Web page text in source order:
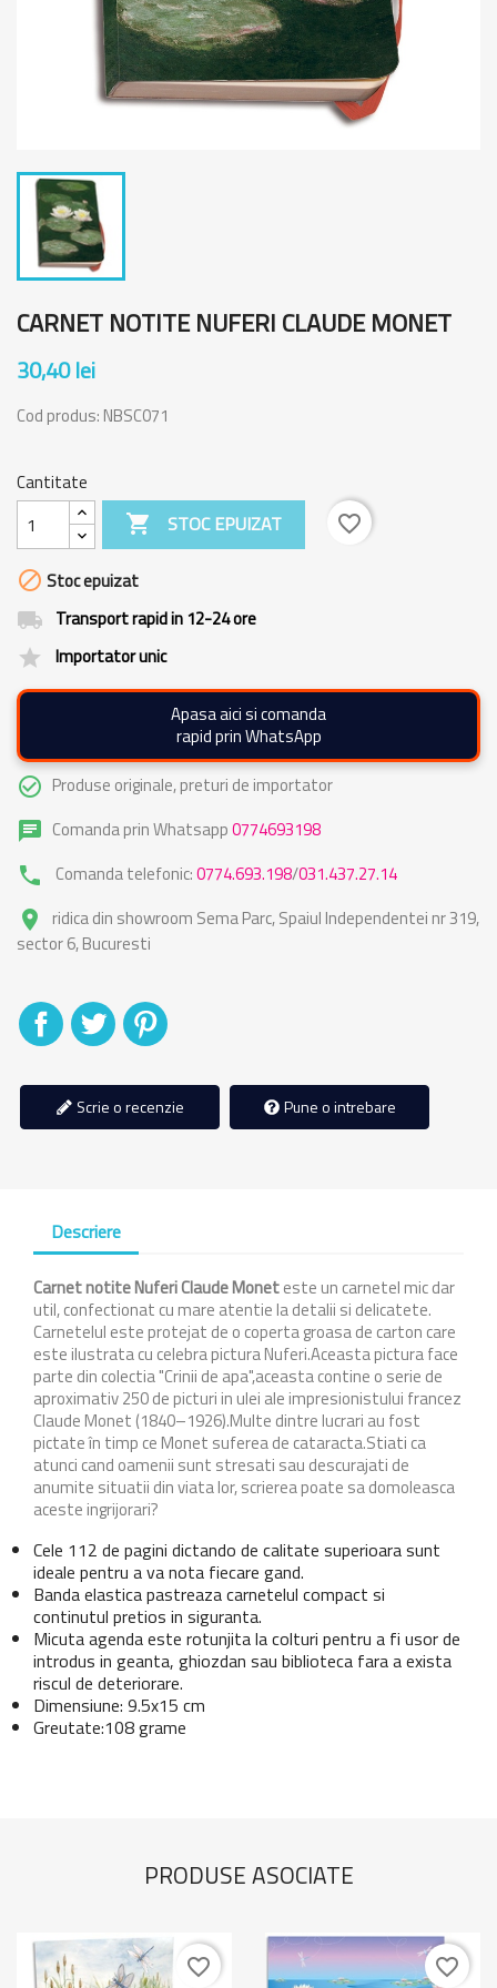
CARNET NOTITE NUFERI CLAUDE MONET
30,40 lei
Cod produs: NBSC071
Cantitate
 STOC EPUIZAT favorite_border
 Stoc epuizat
local_shipping Transport rapid in 12-24 ore
grade Importator unic
Apasa aici si comanda
rapid prin WhatsApp
check_circle_outline Produse originale, preturi de importator
chat Comanda prin Whatsapp0774693198
phone Comanda telefonic:0774.693.198/031.437.27.14
place
ridica din showroom Sema Parc, Spaiul Independentei nr 319,
sector 6, Bucuresti
DistribuitiTweet
Scrie o recenzie Pune o intrebare
Descriere
Carnet notite Nuferi Claude Moneteste un carnetel mic dar
util, confectionat cu mare atentie la detalii si delicatete.
Carnetelul este protejat de o coperta groasa de carton care
este ilustrata cu celebra pictura Nuferi.Aceasta pictura face
parte din colectia "Crinii de apa",aceasta contine o serie de
aproximativ 250 de picturi in ulei ale impresionistului francez
Claude Monet (1840–1926).Multe dintre lucrari au fost
pictate în timp ce Monet suferea de cataracta.Stiati ca
atunci cand oamenii sunt stresati sau descurajati de
anumite situatii din viata lor, scrierea poate sa domoleasca
aceste ingrijorari?
Cele 112 de pagini dictando de calitate superioara sunt
ideale pentru a va nota fiecare gand.
Banda elastica pastreaza carnetelul compact si
continutul pretios in siguranta.
Micuta agenda este rotunjita la colturi pentru a fi usor de
introdus in geanta, ghiozdan sau biblioteca fara a exista
riscul de deteriorare.
Dimensiune: 9.5x15 cm
Greutate:108 grame
PRODUSE ASOCIATE
favorite_border favorite_border